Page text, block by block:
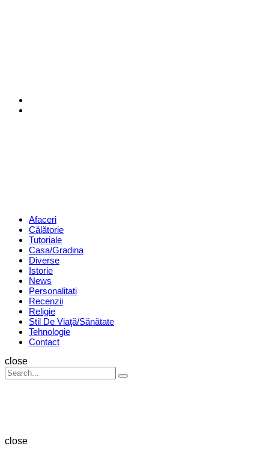
Menu Afaceri
Călătorie
Tutoriale
Casa/Gradina
Diverse
Istorie
News
Personalitati
Recenzii
Religie
Stil De Viaţă/Sănătate
Tehnologie
Contact
Search
close
Search
for:
Search
close